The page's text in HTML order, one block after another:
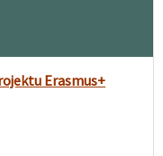
Erasmus+